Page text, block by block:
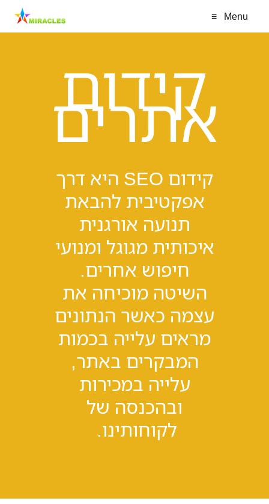
Menu
≡
קידום
אתרים
קידום SEO היא דרך
אפקטיבית להבאת
תנועה אורגנית
איכותית מגוגל ומנועי
חיפוש אחרים.
השיטה מוכיחה את
עצמה כאשר הנתונים
מראים עלייה בכמות
המבקרים באתר,
עלייה במכירות
ובהכנסה של
לקוחותינו.